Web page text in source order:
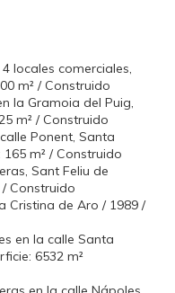
locales comerciales,
m² / Construido
la Gramoia del Puig,
m² / Construido
Ponent, Santa
m² / Construido
Sant Feliu de
/ Construido
Cristina de Aro / 1989 /
en la calle Santa
6532 m²